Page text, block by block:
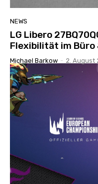
NEWS
LG Libero
Flexibilität im Büro
Michael Barkow - 2. August